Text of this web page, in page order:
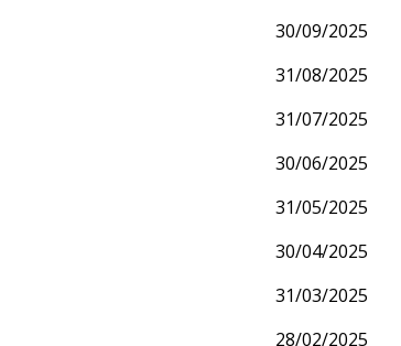
30/09/2025
31/08/2025
31/07/2025
30/06/2025
31/05/2025
30/04/2025
31/03/2025
28/02/2025